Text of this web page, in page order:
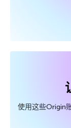
使用这些Origin